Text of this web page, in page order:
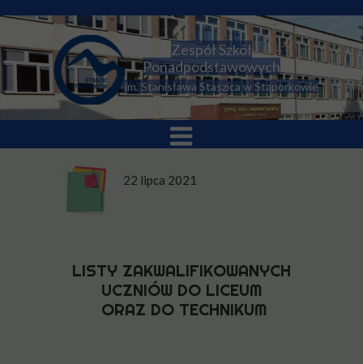
LISTY ZAKWALIFIKOWANYCH
UCZNIÓW DO LICEUM
ORAZ DO TECHNIKUM
22 lipca 2021
im. Stanisława Staszica w Stąporkowie
Zespół Szkół
Ponadpodstawowych